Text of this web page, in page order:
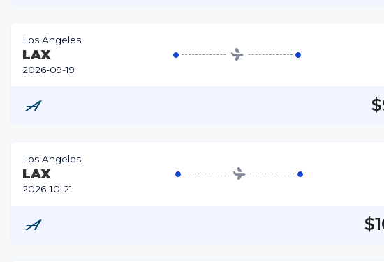
Los Angeles
LAX
2026-09-19
Los Angeles
LAX
2026-10-21